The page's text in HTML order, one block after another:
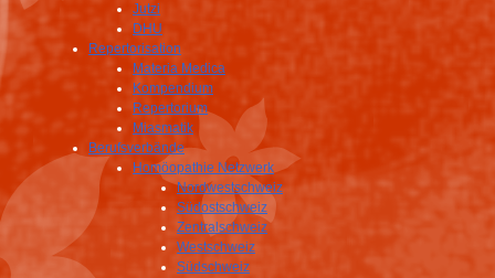
Jutzi
DHU
Repertorisation
Materia Medica
Kompendium
Repertorium
Miasmatik
Berufsverbände
Homöopathie Netzwerk
Nordwestschweiz
Südostschweiz
Zentralschweiz
Westschweiz
Südschweiz